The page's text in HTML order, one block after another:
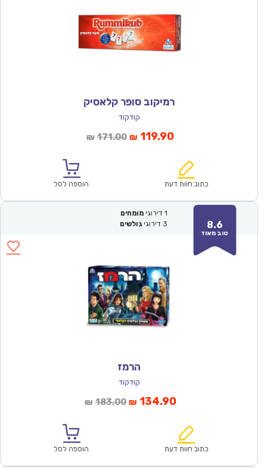
רמיקוב סופר קלאסיק
קודקוד
₪ 171.00המחיר
₪171.00.
₪ 119.90המחיר
הוא:
כתוב חוות דעת הוספה לסל
8.6
טוב מאוד
1 דירוגי מומחים
3 דירוגי גולשים
הרמז
קודקוד
₪ 183.00המחיר
₪183.00.
₪ 134.90המחיר
הוא:
כתוב חוות דעת הוספה לסל